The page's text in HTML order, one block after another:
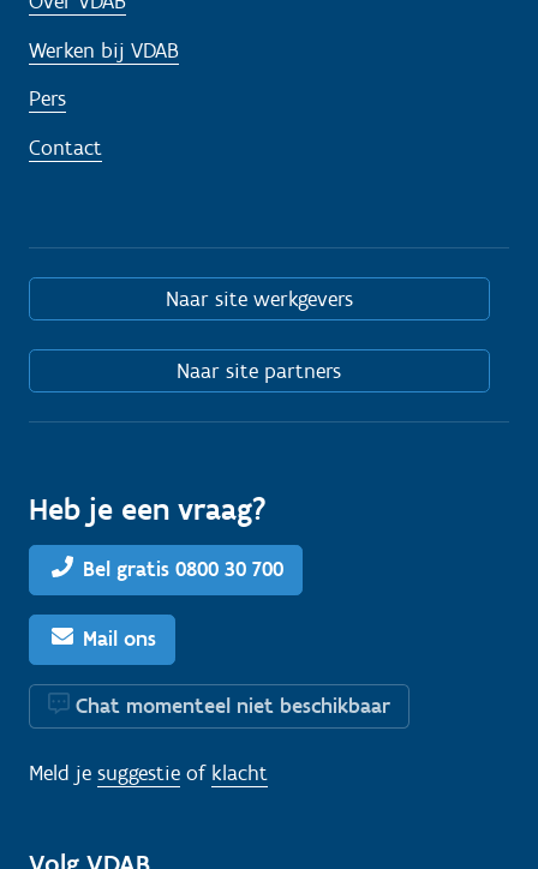
Werken bij VDAB
Pers
Contact
Naar site werkgevers
Naar site partners
Heb je een vraag?
Bel gratis 0800 30 700
Mail ons
Chat momenteel niet beschikbaar
Meld je suggestie of klacht